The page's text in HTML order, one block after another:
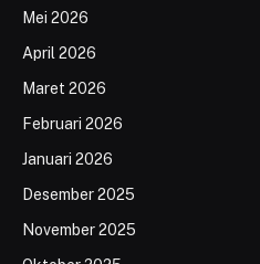
Mei 2026
April 2026
Maret 2026
Februari 2026
Januari 2026
Desember 2025
November 2025